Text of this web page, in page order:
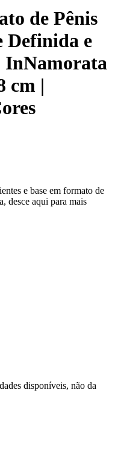
de Pênis
Definida e
InNamorata
cm |
e base em formato de
desce aqui para mais
disponíveis, não da